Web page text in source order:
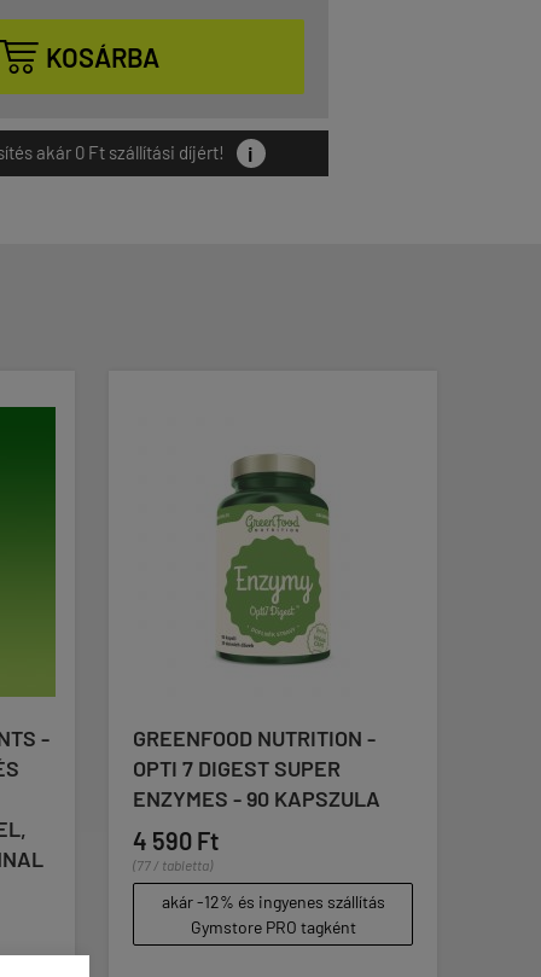
KOSÁRBA
akár 0 Ft szállítási díjért! i
NUTRITION -
7 DIGEST SUPER
- 90 KAPSZULA
Ft
-12% és ingyenes szállítás
STEELFIT - WAIST
- FOGYASZTÓ ÖV
